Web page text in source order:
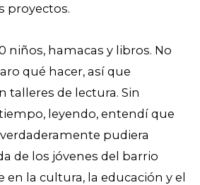
proyectos.
niños, hamacas y libros. No
qué hacer, así que
talleres de lectura. Sin
leyendo, entendí que
pudiera
de los jóvenes del barrio
en la cultura, la educación y el